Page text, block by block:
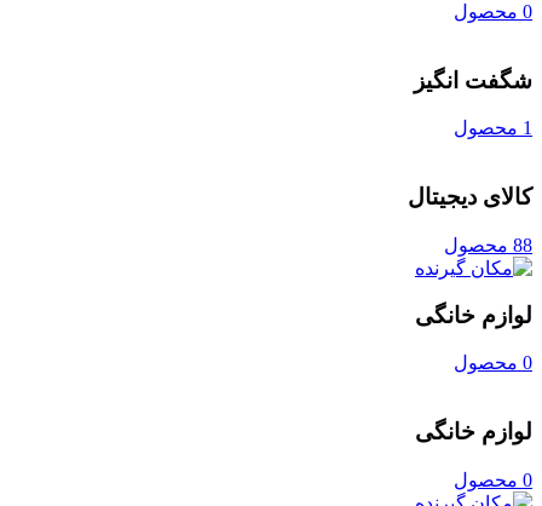
0 محصول
شگفت انگیز
1 محصول
کالای دیجیتال
88 محصول
لوازم خانگی
0 محصول
لوازم خانگی
0 محصول